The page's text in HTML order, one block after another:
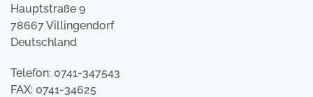
Hauptstraße 9
78667 Villingendorf
Deutschland
Telefon: 0741-347543
FAX: 0741-34625